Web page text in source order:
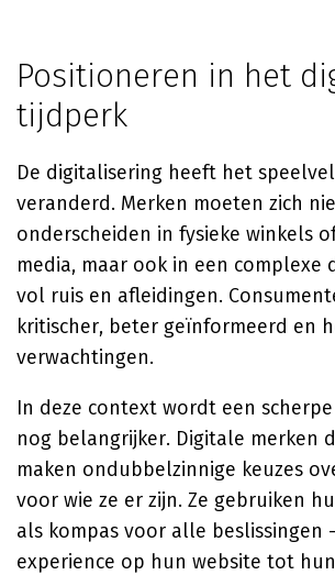
Positioneren in het
tijdperk
De digitalisering heeft het
veranderd. Merken moeten zich
onderscheiden in fysieke winkels
media, maar ook in een complexe
vol ruis en afleidingen.
kritischer, beter geïnformeerd en
verwachtingen.
In deze context wordt een
nog belangrijker. Digitale merken
maken ondubbelzinnige keuzes
voor wie ze er zijn. Ze gebruiken
als kompas voor alle beslissingen
experience op hun website tot